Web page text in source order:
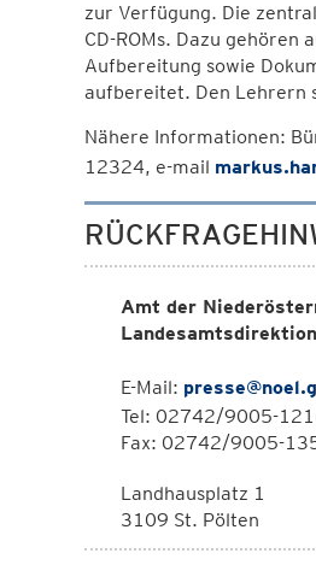
zur Verfügung. Die
CD-ROMs. Dazu
Aufbereitung sowie
aufbereitet. Den Lehrern
Nähere Informationen:
12324, e-mail
Amt der
E-Mail:
Tel: 02742/9005-
Fax: 02742/9005-
Landhausplatz 1
3109 St. Pölten